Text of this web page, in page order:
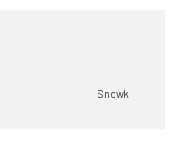
Snowk